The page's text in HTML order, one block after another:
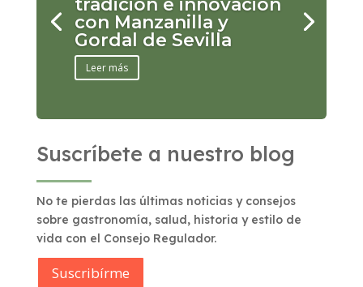
con Manzanilla y
Gordal de Sevilla
Leer más
Suscríbete a nuestro blog
No te pierdas las últimas noticias y consejos
sobre gastronomía, salud, historia y estilo de
vida con el Consejo Regulador.
Suscribírme